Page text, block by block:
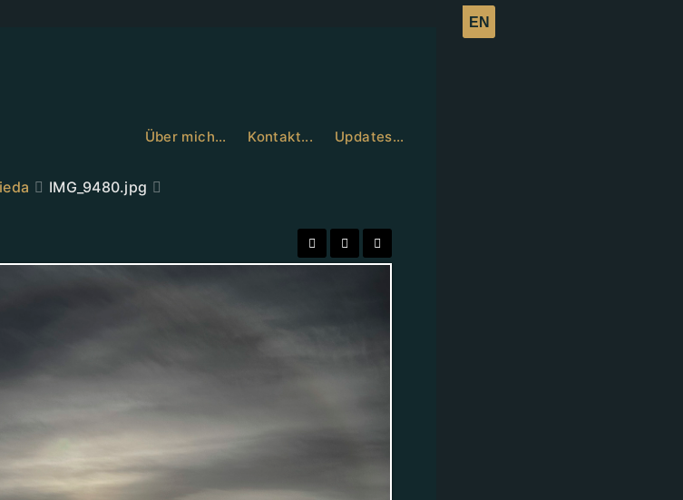
IMG_9480.jpg
Über mich… Kontakt... Updates…